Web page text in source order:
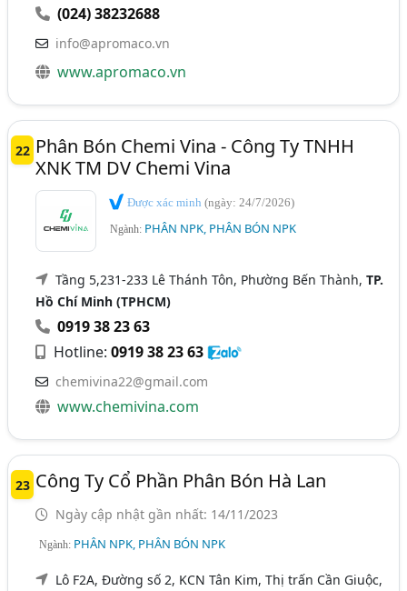
(024) 38232688
info@apromaco.vn
www.apromaco.vn
22 Phân Bón Chemi Vina - Công Ty TNHH
XNK TM DV Chemi Vina
Được xác minh(ngày: 24/7/2026)
Ngành: PHÂN NPK, PHÂN BÓN NPK
Tầng 5,231-233 Lê Thánh Tôn, Phường Bến Thành,TP.
Hồ Chí Minh (TPHCM)
0919 38 23 63
Hotline:0919 38 23 63
chemivina22@gmail.com
www.chemivina.com
23 Công Ty Cổ Phần Phân Bón Hà Lan
Ngày cập nhật gần nhất: 14/11/2023
Ngành: PHÂN NPK, PHÂN BÓN NPK
Lô F2A, Đường số 2, KCN Tân Kim, Thị trấn Cần Giuộc,